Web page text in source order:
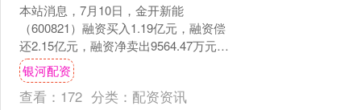
本站消息，7月10日，金开新能
（600821）融资买入1.19亿元，融资偿
还2.15亿元，融资净卖出9564.47万元，
融资余额9.2亿元，近20个交易日中有
1....
银河配资
查看： 172 分类： 配资资讯